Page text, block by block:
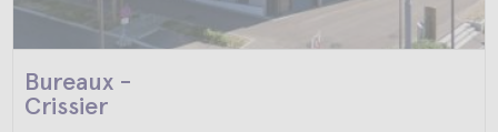
Bureaux -
Crissier